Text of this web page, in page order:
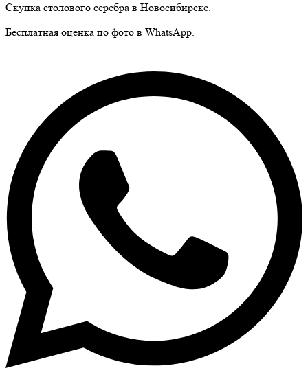
Скупка столового серебра в Новосибирске.
Бесплатная оценка по фото в WhatsApp.